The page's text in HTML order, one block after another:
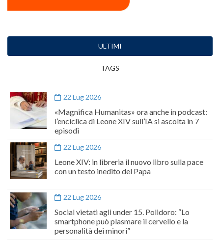
ULTIMI
TAGS
22 Lug 2026
«Magnifica Humanitas» ora anche in podcast:
l’enciclica di Leone XIV sull’IA si ascolta in 7
episodi
22 Lug 2026
Leone XIV: in libreria il nuovo libro sulla pace
con un testo inedito del Papa
22 Lug 2026
Social vietati agli under 15. Polidoro: “Lo
smartphone può plasmare il cervello e la
personalità dei minori”